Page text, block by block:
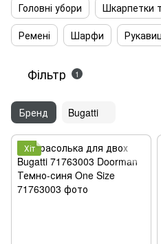
Головні убори
Шкарпетки
Ремені
Шарфи
Фільтр 1
Бренд Bugatti
Хіт